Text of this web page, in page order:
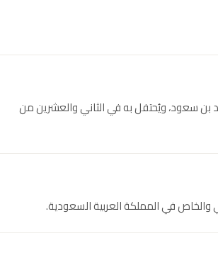
الأولى عام 1727م على يد الإمام محمد بن سعود، ويُحتفل به في الثاني والعشرين من
في المملكة العربية السعودية.